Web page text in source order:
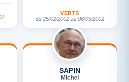
VERTS
du 25/02/2002 au 06/05/2002
SAPIN
Michel